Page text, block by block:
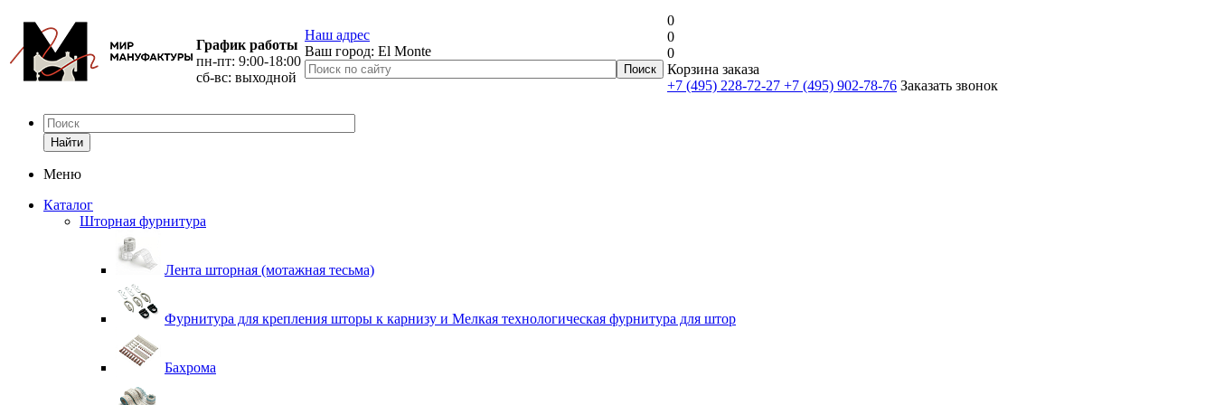
График работы
пн-пт: 9:00-18:00
сб-вс: выходной
Наш адрес
Ваш город: El Monte
0
0
0
Корзина заказа
+7 (495) 228-72-27 +7 (495) 902-78-76 Заказать звонок
Найти
Меню
Каталог
Шторная фурнитура
Лента шторная (мотажная тесьма)
Фурнитура для крепления шторы к карнизу и Мелкая технологическая фурнитура для штор
Бахрома